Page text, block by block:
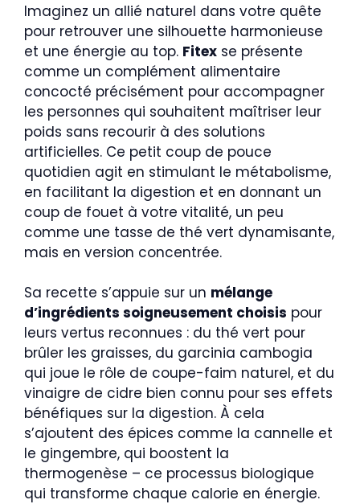
Imaginez un allié naturel dans votre quête
pour retrouver une silhouette harmonieuse
et une énergie au top. Fitex se présente
comme un complément alimentaire
concocté précisément pour accompagner
les personnes qui souhaitent maîtriser leur
poids sans recourir à des solutions
artificielles. Ce petit coup de pouce
quotidien agit en stimulant le métabolisme,
en facilitant la digestion et en donnant un
coup de fouet à votre vitalité, un peu
comme une tasse de thé vert dynamisante,
mais en version concentrée.
Sa recette s’appuie sur un mélange
d’ingrédients soigneusement choisis pour
leurs vertus reconnues : du thé vert pour
brûler les graisses, du garcinia cambogia
qui joue le rôle de coupe-faim naturel, et du
vinaigre de cidre bien connu pour ses effets
bénéfiques sur la digestion. À cela
s’ajoutent des épices comme la cannelle et
le gingembre, qui boostent la
thermogenèse – ce processus biologique
qui transforme chaque calorie en énergie.